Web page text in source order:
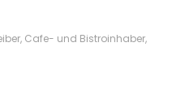
Cafe- und Bistroinhaber,